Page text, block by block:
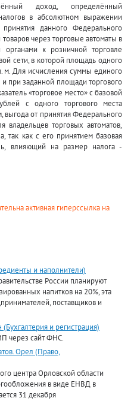
доход, определённый
в абсолютном выражении
данного Федерального
через торговые автоматы в
органами к розничной торговле
сети, в которой площадь одного
м. Для исчисления суммы единого
при заданной площади торгового
«торговое место» с базовой
с одного торгового места
выгода от принятия Федерального
торговых автоматов,
так как с его принятием базовая
влияющий на размер налога -
активная гиперссылка на
и наполнители)
России планируют
напитков на 20%, эта
поставщиков и
и регистрация)
через сайт ФНС.
Орел (Право,
центра Орловской области
в виде ЕНВД в
31 декабря